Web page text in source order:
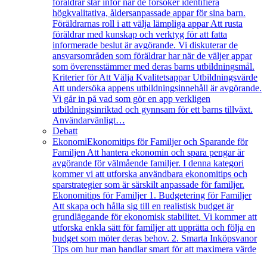
föräldrar står inför när de försöker identifiera
högkvalitativa, åldersanpassade appar för sina barn.
Föräldrarnas roll i att välja lämpliga appar Att rusta
föräldrar med kunskap och verktyg för att fatta
informerade beslut är avgörande. Vi diskuterar de
ansvarsområden som föräldrar har när de väljer appar
som överensstämmer med deras barns utbildningsmål.
Kriterier för Att Välja Kvalitetsappar Utbildningsvärde
Att undersöka appens utbildningsinnehåll är avgörande.
Vi går in på vad som gör en app verkligen
utbildningsinriktad och gynnsam för ett barns tillväxt.
Användarvänligt…
Debatt
EkonomiEkonomitips för Familjer och Sparande för
Familjen Att hantera ekonomin och spara pengar är
avgörande för välmående familjer. I denna kategori
kommer vi att utforska användbara ekonomitips och
sparstrategier som är särskilt anpassade för familjer.
Ekonomitips för Familjer 1. Budgetering för Familjer
Att skapa och hålla sig till en realistisk budget är
grundläggande för ekonomisk stabilitet. Vi kommer att
utforska enkla sätt för familjer att upprätta och följa en
budget som möter deras behov. 2. Smarta Inköpsvanor
Tips om hur man handlar smart för att maximera värde